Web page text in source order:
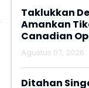
Taklukkan
Amankan
Canadian
Agustus 07, 2026
Ditahan